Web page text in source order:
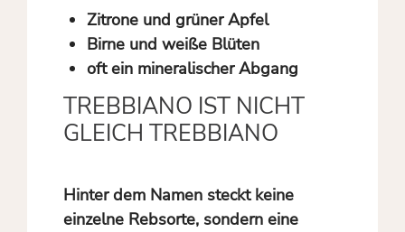
Zitrone und grüner Apfel
Birne und weiße Blüten
oft ein mineralischer Abgang
TREBBIANO IST NICHT
GLEICH TREBBIANO
Hinter dem Namen steckt keine
einzelne Rebsorte, sondern eine